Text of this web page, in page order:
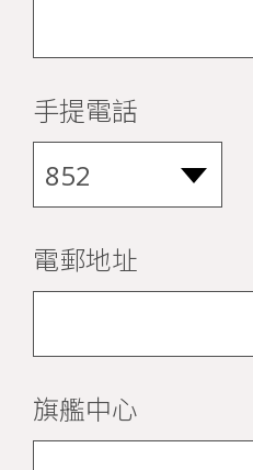
手提電話
電郵地址
旗艦中心